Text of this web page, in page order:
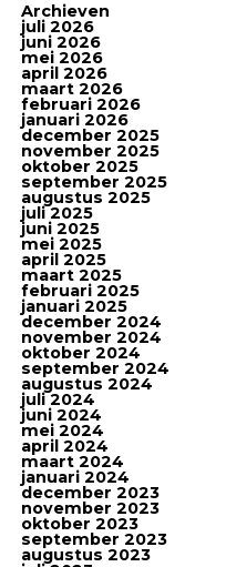
Archieven
juli 2026
juni 2026
mei 2026
april 2026
maart 2026
februari 2026
januari 2026
december 2025
november 2025
oktober 2025
september 2025
augustus 2025
juli 2025
juni 2025
mei 2025
april 2025
maart 2025
februari 2025
januari 2025
december 2024
november 2024
oktober 2024
september 2024
augustus 2024
juli 2024
juni 2024
mei 2024
april 2024
maart 2024
januari 2024
december 2023
november 2023
oktober 2023
september 2023
augustus 2023